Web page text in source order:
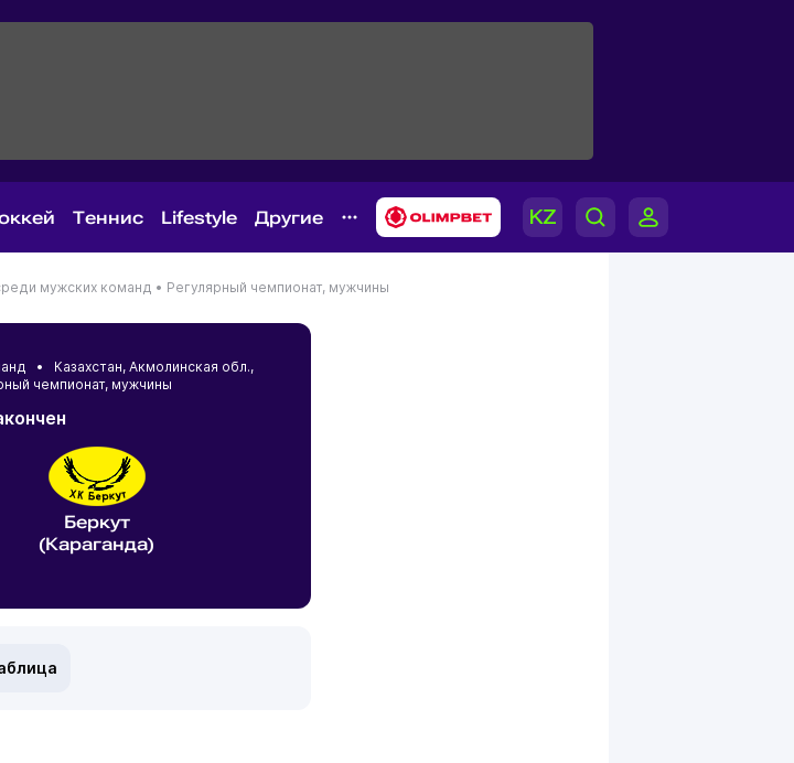
Теннис Lifestyle Другие
мужских команд • Регулярный чемпионат, мужчины
• Казахстан, Акмолинская обл.,
чемпионат, мужчины
Беркут
(Караганда)